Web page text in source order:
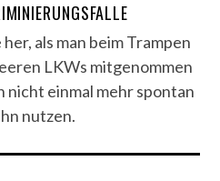
als man beim Trampen
LKWs mitgenommen
nicht einmal mehr spontan
nutzen.